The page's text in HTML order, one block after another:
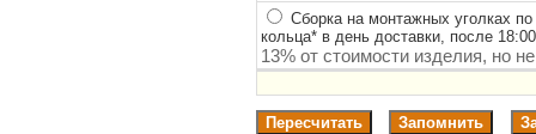
Сборка на монтажных уголках
кольца*в день доставки, после
13% от стоимости изделия, но